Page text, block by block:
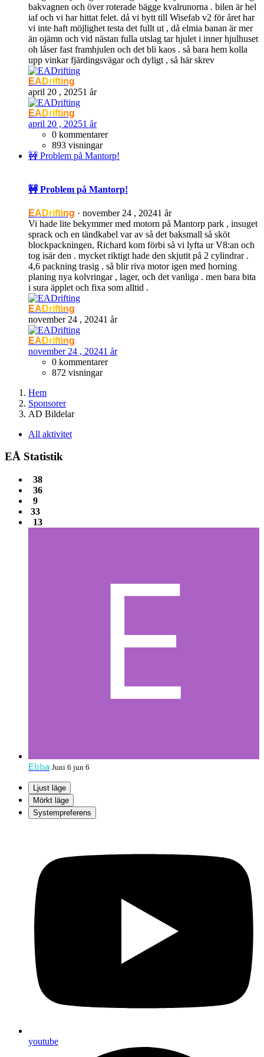
bakvagnen och över roterade bägge kvalrunorna . bilen är hel
iaf och vi har hittat felet. då vi bytt till Wisefab v2 för året har
vi inte haft möjlighet testa det fullt ut , då elmia banan är mer
än ojämn och vid nästan fulla utslag tar hjulet i inner hjulhuset
oh låser fast framhjulen och det bli kaos . så bara hem kolla
upp vinkar fjärdingsvägar och dyligt , så här skrev
EADrifting
april 20 , 20251 år
EADrifting
april 20 , 20251 år
0 kommentarer
893 visningar
🚧 Problem på Mantorp!
🚧 Problem på Mantorp!
EADrifting · november 24 , 20241 år
Vi hade lite bekymmer med motorn på Mantorp park , insuget
sprack och en tändkabel var av så det baksmall så sköt
blockpackningen, Richard kom förbi så vi lyfta ur V8:an och
tog isär den . mycket riktigt hade den skjutit på 2 cylindrar .
4,6 packning trasig . så blir riva motor igen med horning
planing nya kolvringar , lager, och det vanliga . men bara bita
i sura äpplet och fixa som alltid .
EADrifting
november 24 , 20241 år
EADrifting
november 24 , 20241 år
0 kommentarer
872 visningar
Hem
Sponsorer
AD Bildelar
All aktivitet
EÅ Statistik
38
36
9
33
13
Ebba Juni 6 jun 6
Ljust läge
Mörkt läge
Systempreferens
youtube